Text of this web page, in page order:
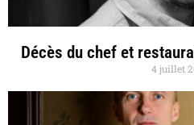
Décès du chef et
4 juillet